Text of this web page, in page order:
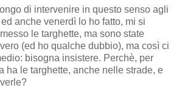
di intervenire in questo senso agli
anche venerdì lo ho fatto, mi si
le targhette, ma sono state
(ed ho qualche dubbio), ma così ci
bisogna insistere. Perchè, per
ha le targhette, anche nelle strade, e